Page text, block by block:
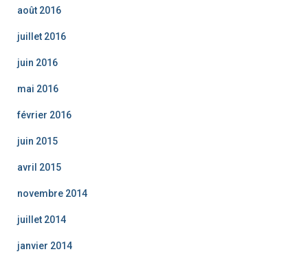
août 2016
juillet 2016
juin 2016
mai 2016
février 2016
juin 2015
avril 2015
novembre 2014
juillet 2014
janvier 2014